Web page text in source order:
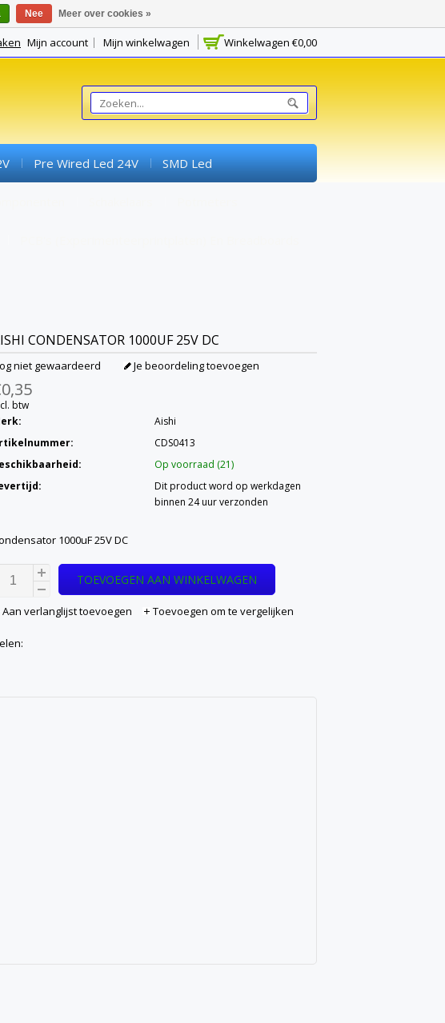
Winkelwagen €0,00
Mijn account Mijn winkelwagen
Pre Wired Led 24V SMD Led
CONDENSATOR 1000UF 25V DC
niet gewaardeerd Je beoordeling toevoegen
btw
Aishi
CDS0413
Op voorraad (21)
Dit product word op werkdagen
binnen 24 uur verzonden
1000uF 25V DC
TOEVOEGEN AAN WINKELWAGEN
Aan verlanglijst toevoegen Toevoegen om te vergelijken
Nee Meer over cookies »